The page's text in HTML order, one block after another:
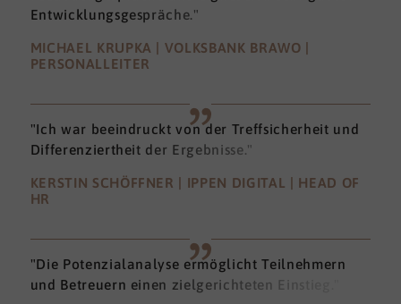
Entwicklungsgespräche."
MICHAEL KRUPKA | VOLKSBANK BRAWO |
PERSONALLEITER
"Ich war beeindruckt von der Treffsicherheit und
Differenziertheit der Ergebnisse."
KERSTIN SCHÖFFNER | IPPEN DIGITAL | HEAD OF
HR
"Die Potenzialanalyse ermöglicht Teilnehmern
und Betreuern einen zielgerichteten Einstieg."